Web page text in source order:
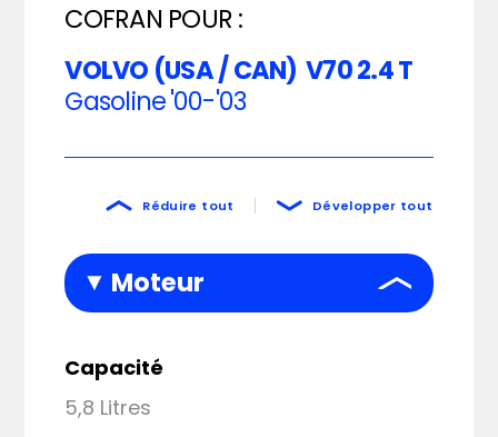
COFRAN POUR :
VOLVO (USA / CAN) V70 2.4 T
Gasoline'00-'03
Réduire tout Développer tout
Moteur
Capacité
5,8 Litres